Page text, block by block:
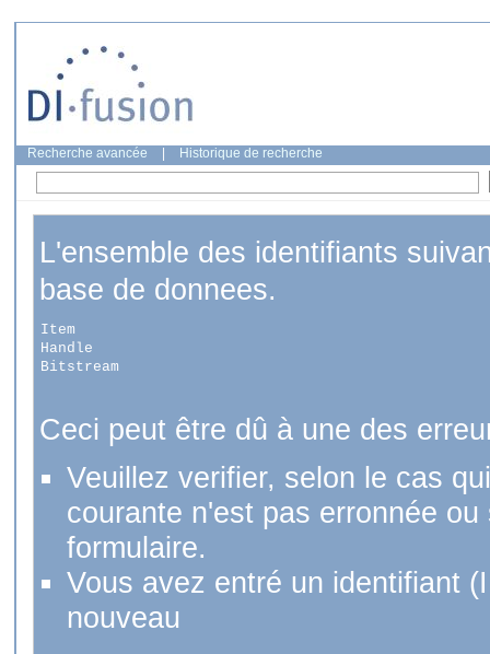
Recherche avancée Historique de recherche
L'ensemble des identifiants
base de donnees.
Item
Handle
Bitstream
Ceci peut être dû à une des
Veuillez verifier, selon le cas
courante n'est pas erronnée
formulaire.
Vous avez entré un identifiant
nouveau